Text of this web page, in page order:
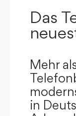
Das
Mehr
in